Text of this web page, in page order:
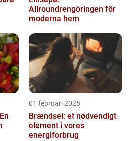
Allroundrengöringen för
moderna hem
01 februari 2025
Brændsel: et nødvendigt
element i vores
energiforbrug